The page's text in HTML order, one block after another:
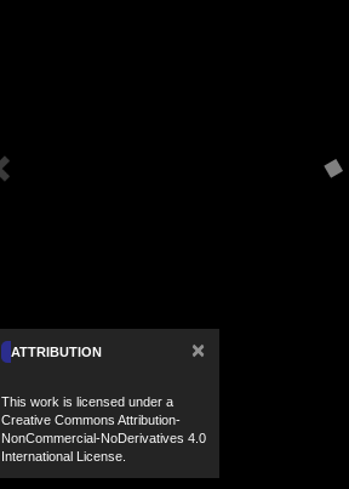
ATTRIBUTION ×
This work is licensed under a
Creative Commons Attribution-
NonCommercial-NoDerivatives 4.0
International License.